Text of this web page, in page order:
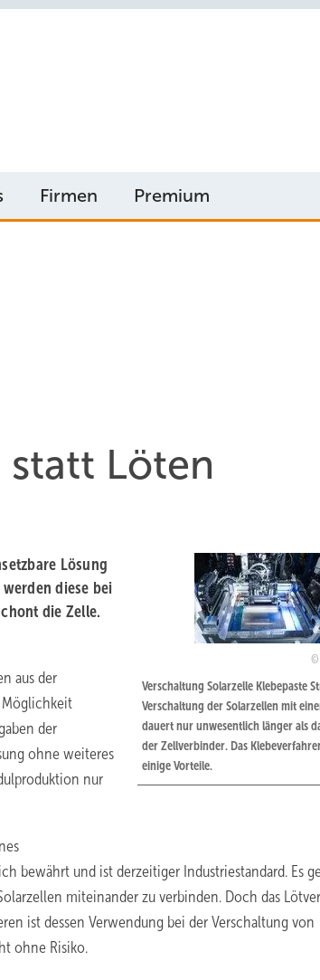
Firmen Premium
statt Löten
Verschaltung Solarzelle Klebepaste
Verschaltung der Solarzellen mit
dauert nur unwesentlich länger als
der Zellverbinder. Das
einige Vorteile.
Lösung
diese bei
die Zelle.
aus der
Möglichkeit
der
ohne weiteres
nur
bewährt und ist derzeitiger Industriestandard. Es
miteinander zu verbinden. Doch das
ist dessen Verwendung bei der Verschaltung von
ohne Risiko.